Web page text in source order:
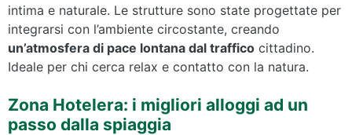
intima e naturale. Le strutture sono state progettate per
integrarsi con l’ambiente circostante, creando
un’atmosfera di pace lontana dal traffico cittadino.
Ideale per chi cerca relax e contatto con la natura.
Zona Hotelera: i migliori alloggi ad un
passo dalla spiaggia